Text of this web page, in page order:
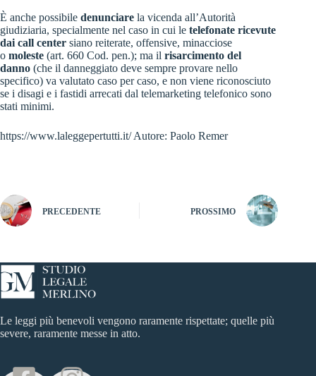
È anche possibile denunciare la vicenda all’Autorità
giudiziaria, specialmente nel caso in cui le telefonate ricevute
dai call center siano reiterate, offensive, minacciose
o moleste (art. 660 Cod. pen.); ma il risarcimento del
danno (che il danneggiato deve sempre provare nello
specifico) va valutato caso per caso, e non viene riconosciuto
se i disagi e i fastidi arrecati dal telemarketing telefonico sono
stati minimi.
https://www.laleggepertutti.it/Autore: Paolo Remer
PRECEDENTE PROSSIMO
Le leggi più benevoli vengono raramente rispettate; quelle più
severe, raramente messe in atto.